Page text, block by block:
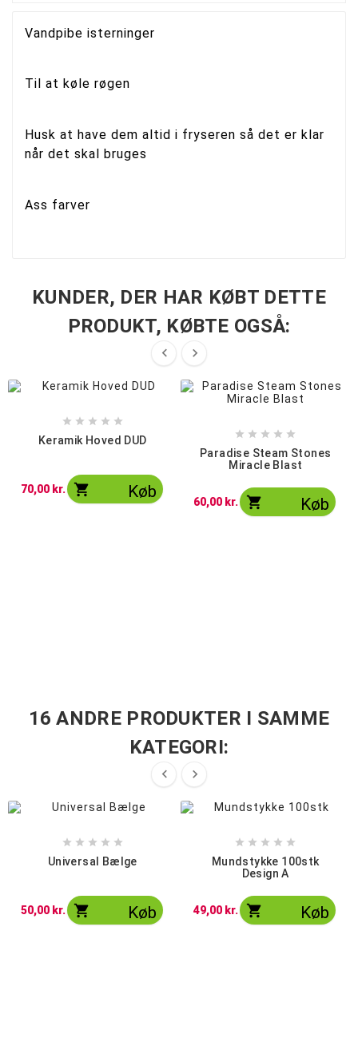
Vandpibe isterninger
Til at køle røgen
Husk at have dem altid i fryseren så det er klar
når det skal bruges
Ass farver
KUNDER, DER HAR KØBT DETTE
PRODUKT, KØBTE OGSÅ:
 
    
Keramik Hoved DUD
70,00 kr.  Køb
    
Paradise Steam Stones
Miracle Blast
60,00 kr.  Køb
16 ANDRE PRODUKTER I SAMME
KATEGORI:
 
    
Universal Bælge
50,00 kr.  Køb
    
Mundstykke 100stk
Design A
49,00 kr.  Køb